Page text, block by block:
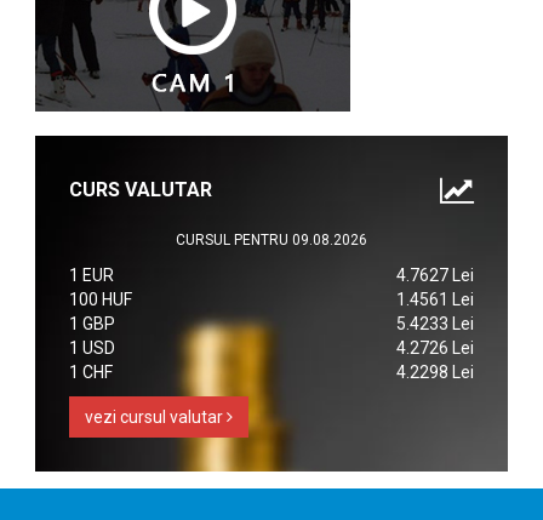
CURS VALUTAR
CURSUL PENTRU 09.08.2026
1 EUR
4.7627 Lei
100 HUF
1.4561 Lei
1 GBP
5.4233 Lei
1 USD
4.2726 Lei
1 CHF
4.2298 Lei
vezi cursul valutar